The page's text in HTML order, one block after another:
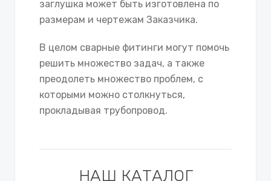
заглушка может быть изготовлена по
размерам и чертежам Заказчика.
В целом сварные фитинги могут помочь
решить множество задач, а также
преодолеть множество проблем, с
которыми можно столкнуться,
прокладывая трубопровод.
НАШ КАТАЛОГ